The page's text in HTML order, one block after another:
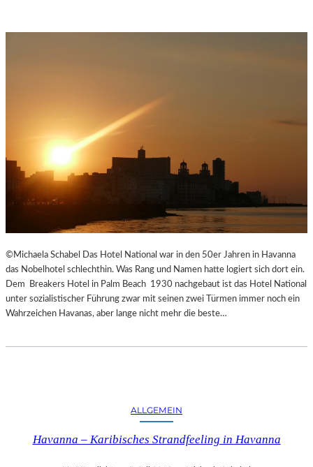
©Michaela Schabel Das Hotel National war in den 50er Jahren in Havanna
das Nobelhotel schlechthin. Was Rang und Namen hatte logiert sich dort ein.
Dem Breakers Hotel in Palm Beach 1930 nachgebaut ist das Hotel National
unter sozialistischer Führung zwar mit seinen zwei Türmen immer noch ein
Wahrzeichen Havanas, aber lange nicht mehr die beste…
ALLGEMEIN
Havanna – Karibisches Strandfeeling in Havanna